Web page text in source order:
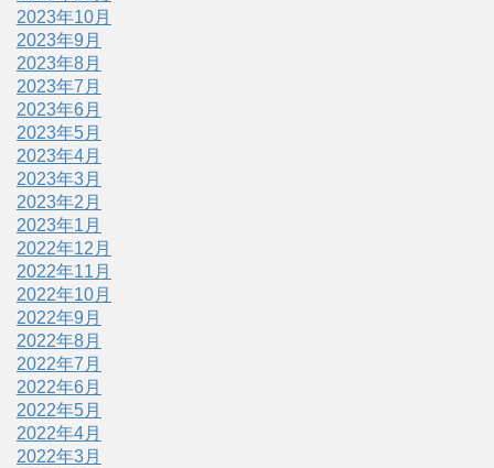
2023年10月
2023年9月
2023年8月
2023年7月
2023年6月
2023年5月
2023年4月
2023年3月
2023年2月
2023年1月
2022年12月
2022年11月
2022年10月
2022年9月
2022年8月
2022年7月
2022年6月
2022年5月
2022年4月
2022年3月